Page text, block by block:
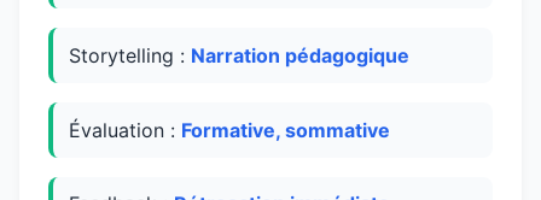
Storytelling : Narration pédagogique
Évaluation : Formative, sommative